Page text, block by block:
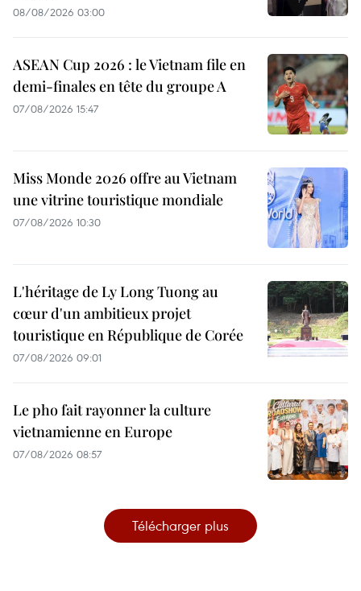
08/08/2026 03:00
ASEAN Cup 2026 : le Vietnam file en
demi-finales en tête du groupe A
07/08/2026 15:47
Miss Monde 2026 offre au Vietnam
une vitrine touristique mondiale
07/08/2026 10:30
L'héritage de Ly Long Tuong au
cœur d'un ambitieux projet
touristique en République de Corée
07/08/2026 09:01
Le pho fait rayonner la culture
vietnamienne en Europe
07/08/2026 08:57
Télécharger plus